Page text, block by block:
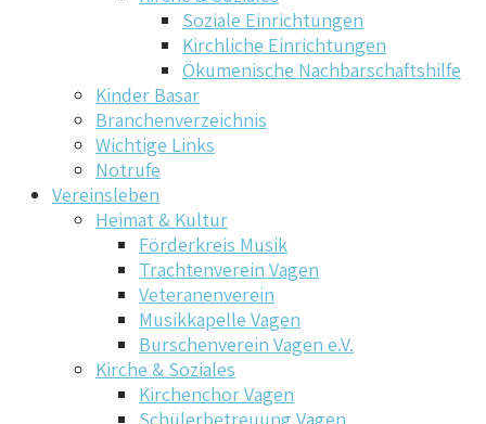
Soziale Einrichtungen
Kirchliche Einrichtungen
Ökumenische Nachbarschaftshilfe
Kinder Basar
Branchenverzeichnis
Wichtige Links
Notrufe
Vereinsleben
Heimat & Kultur
Förderkreis Musik
Trachtenverein Vagen
Veteranenverein
Musikkapelle Vagen
Burschenverein Vagen e.V.
Kirche & Soziales
Kirchenchor Vagen